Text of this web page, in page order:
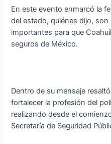
En este evento enmarcó la
del estado, quiénes dijo,
importantes para que
seguros de México.
Dentro de su mensaje
fortalecer la profesión del
realizando desde el
Secretaría de Seguridad